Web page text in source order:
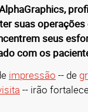
suas
seus
com os
impressão -- de
-- irão